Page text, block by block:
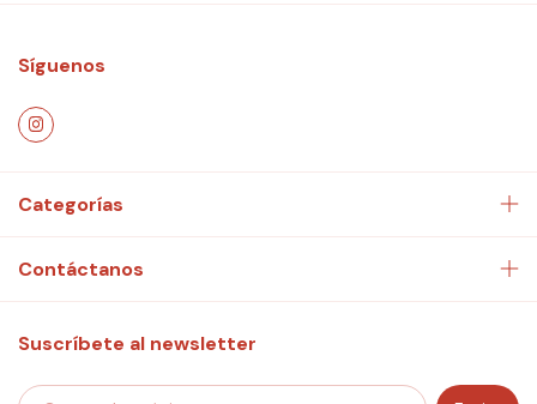
Síguenos
Categorías
Contáctanos
Suscríbete al newsletter